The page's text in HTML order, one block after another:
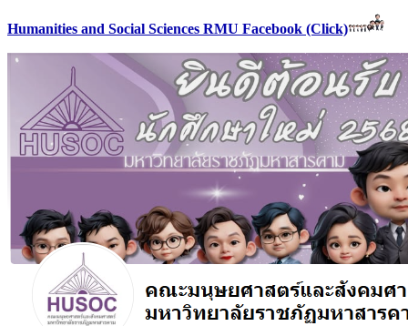
Humanities and Social Sciences RMU Facebook (Click)